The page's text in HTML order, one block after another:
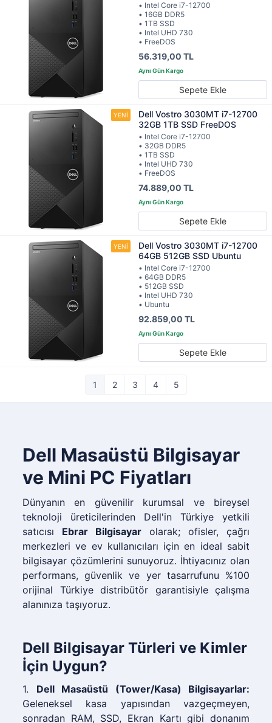
• Intel Core i7-12700
• 16GB DDR5
• 1TB SSD
• Intel UHD 730
• FreeDOS
56.319,00 TL
Sepete Ekle
Dell Vostro 3030MT i7-12700
32GB 1TB SSD FreeDOS
• Intel Core i7-12700
• 32GB DDR5
• 1TB SSD
• Intel UHD 730
• FreeDOS
74.889,00 TL
Sepete Ekle
Dell Vostro 3030MT i7-12700
64GB 512GB SSD Ubuntu
• Intel Core i7-12700
• 64GB DDR5
• 512GB SSD
• Intel UHD 730
• Ubuntu
92.859,00 TL
Sepete Ekle
1 2 3 4 5
Dell Masaüstü Bilgisayar
ve Mini PC Fiyatları
Dünyanın en güvenilir kurumsal ve bireysel
teknoloji üreticilerinden Dell'in Türkiye yetkili
satıcısı Ebrar Bilgisayar olarak; ofisler, çağrı
merkezleri ve ev kullanıcıları için en ideal sabit
bilgisayar çözümlerini sunuyoruz. İhtiyacınız olan
performans, güvenlik ve yer tasarrufunu %100
orijinal Türkiye distribütör garantisiyle çalışma
alanınıza taşıyoruz.
Dell Bilgisayar Türleri ve Kimler
İçin Uygun?
1. Dell Masaüstü (Tower/Kasa) Bilgisayarlar:
Geleneksel kasa yapısından vazgeçmeyen,
sonradan RAM, SSD, Ekran Kartı gibi donanım